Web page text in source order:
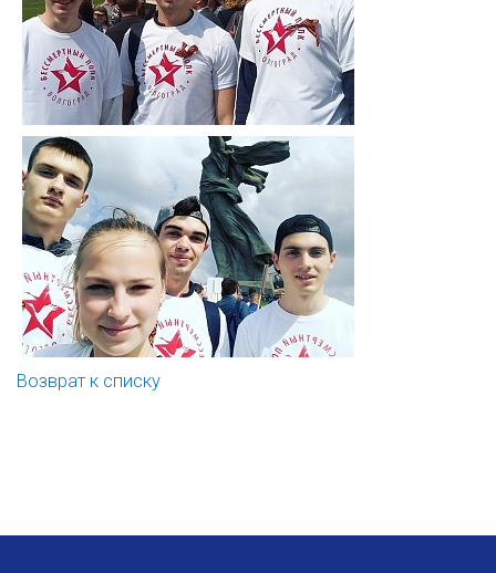
Возврат к списку